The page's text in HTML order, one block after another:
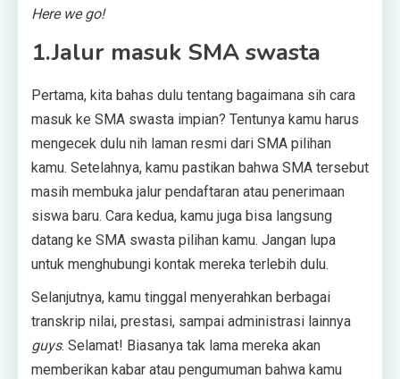
Here we go!
1.Jalur masuk SMA swasta
Pertama, kita bahas dulu tentang bagaimana sih cara
masuk ke SMA swasta impian? Tentunya kamu harus
mengecek dulu nih laman resmi dari SMA pilihan
kamu. Setelahnya, kamu pastikan bahwa SMA tersebut
masih membuka jalur pendaftaran atau penerimaan
siswa baru. Cara kedua, kamu juga bisa langsung
datang ke SMA swasta pilihan kamu. Jangan lupa
untuk menghubungi kontak mereka terlebih dulu.
Selanjutnya, kamu tinggal menyerahkan berbagai
transkrip nilai, prestasi, sampai administrasi lainnya
guys. Selamat! Biasanya tak lama mereka akan
memberikan kabar atau pengumuman bahwa kamu